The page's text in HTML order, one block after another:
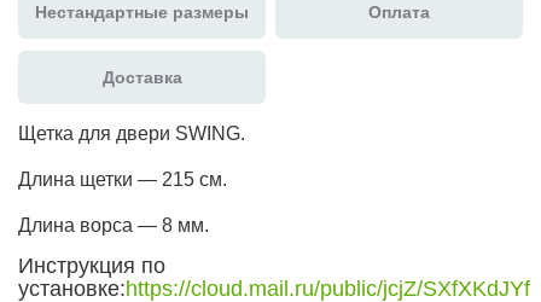
Нестандартные размеры Оплата
Доставка
Щетка для двери SWING.
Длина щетки — 215 см.
Длина ворса — 8 мм.
Инструкция по
установке:https://cloud.mail.ru/public/jcjZ/SXfXKdJYf